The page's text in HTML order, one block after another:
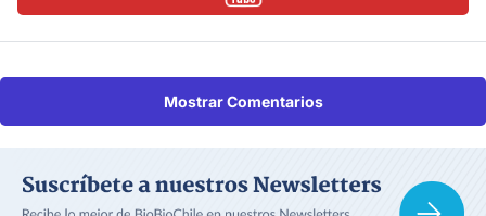
Mostrar Comentarios